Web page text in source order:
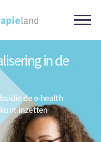
in de
de e-health
inzetten